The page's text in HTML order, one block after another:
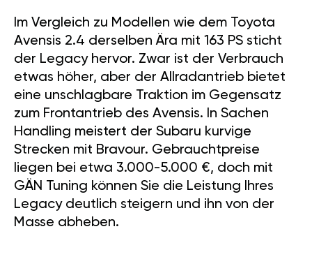
Im Vergleich zu Modellen wie dem Toyota
Avensis 2.4 derselben Ära mit 163 PS sticht
der Legacy hervor. Zwar ist der Verbrauch
etwas höher, aber der Allradantrieb bietet
eine unschlagbare Traktion im Gegensatz
zum Frontantrieb des Avensis. In Sachen
Handling meistert der Subaru kurvige
Strecken mit Bravour. Gebrauchtpreise
liegen bei etwa 3.000-5.000 €, doch mit
GÄN Tuning können Sie die Leistung Ihres
Legacy deutlich steigern und ihn von der
Masse abheben.
Wir verwenden Cookies um Ihr Einkaufserlebnis zu